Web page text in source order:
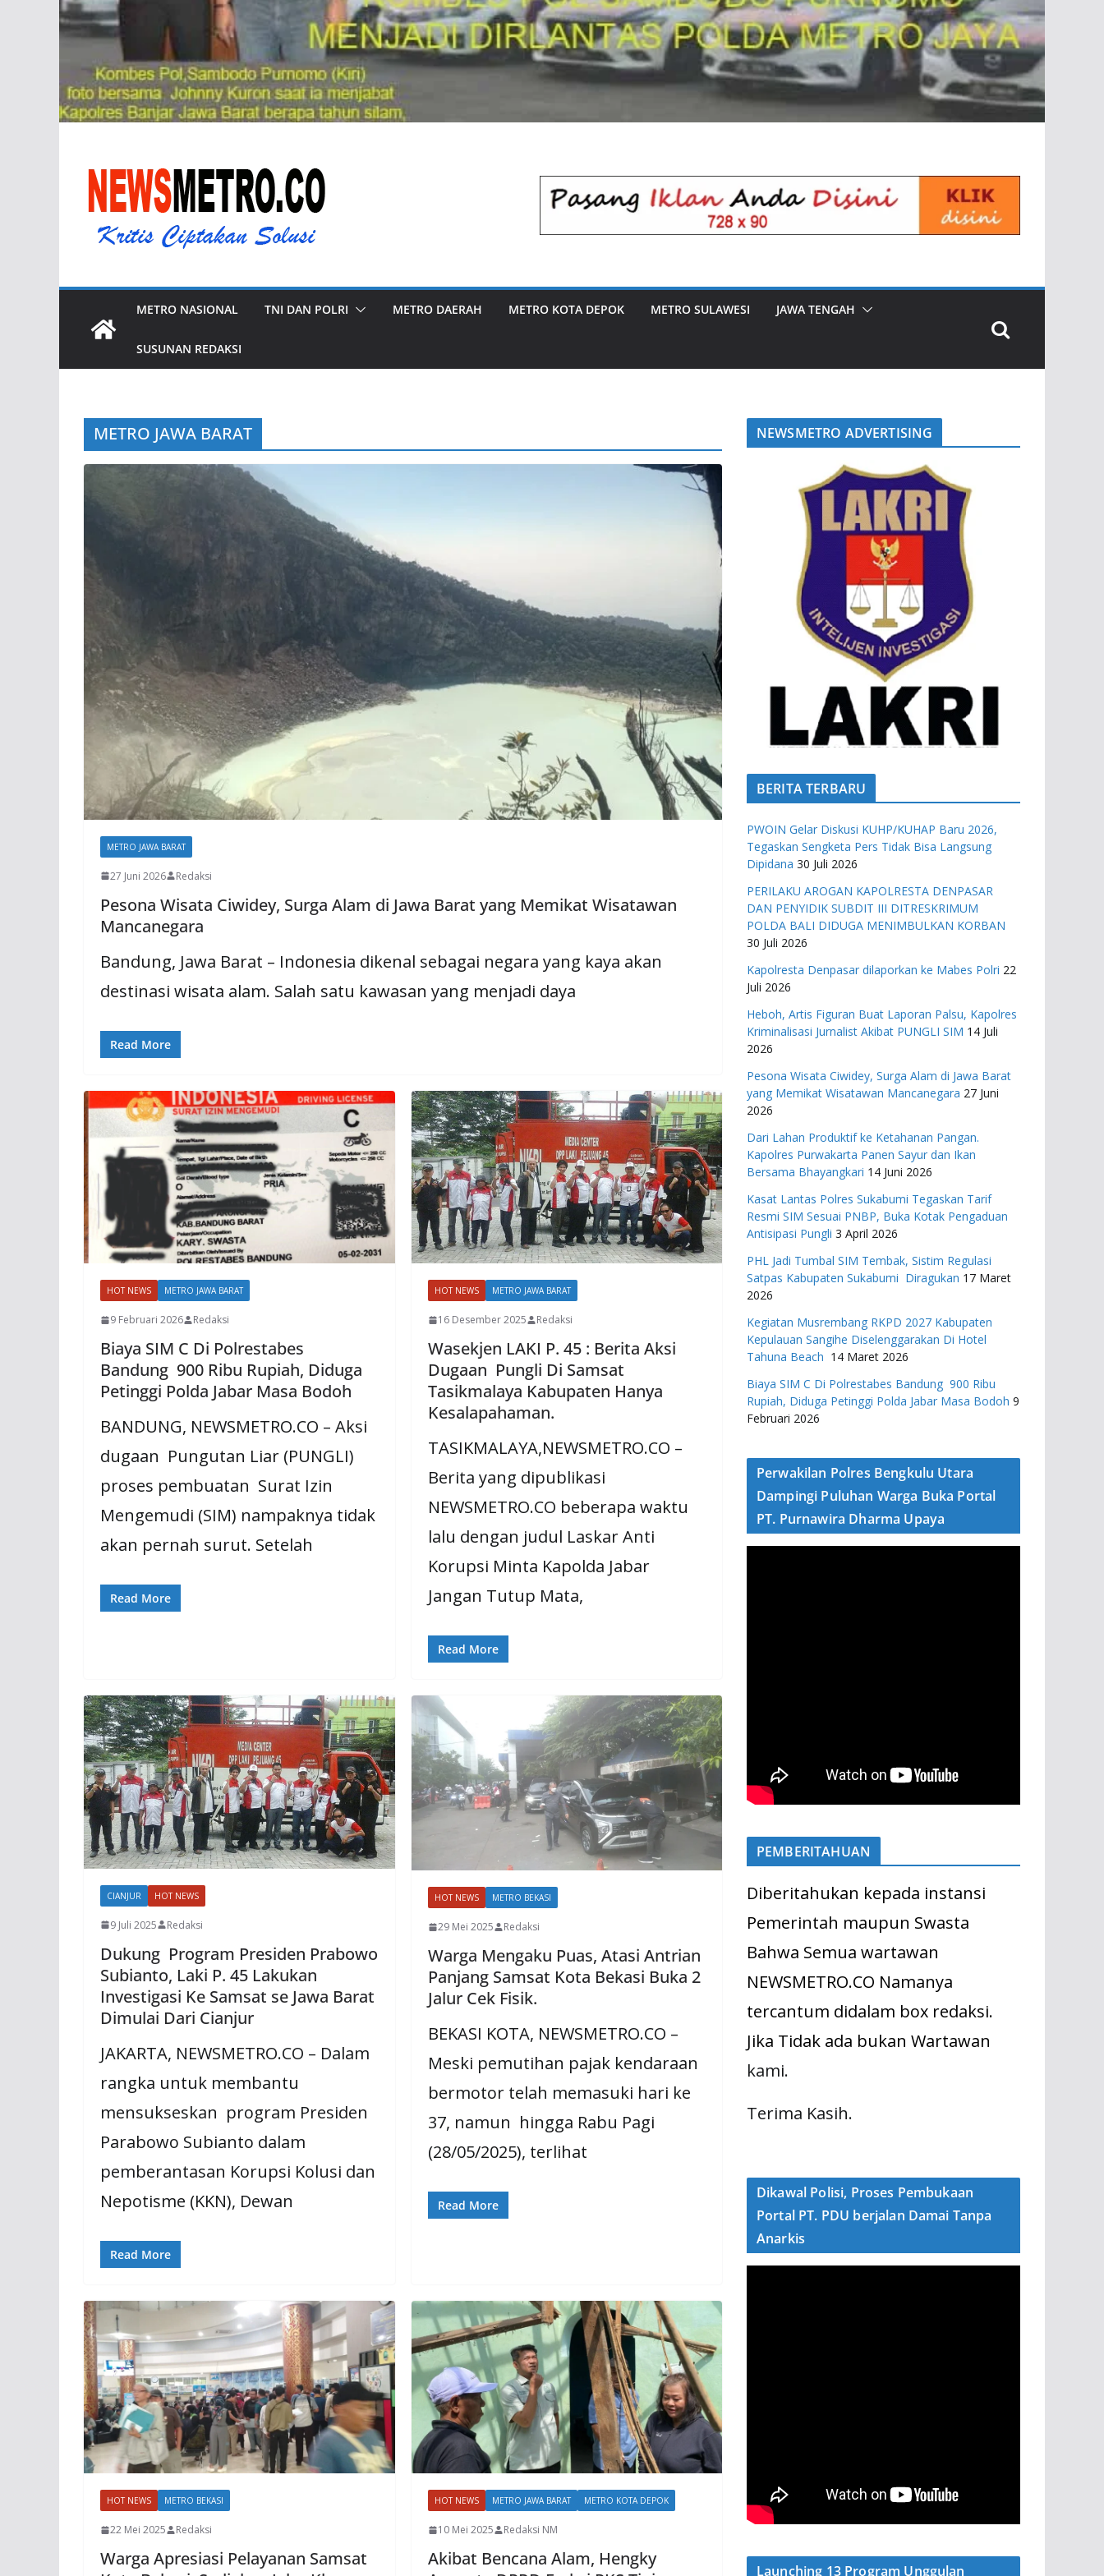
METRO NASIONAL TNI DAN POLRI METRO DAERAH METRO KOTA DEPOK METRO SULAWESI JAWA TENGAH
SUSUNAN REDAKSI
METRO JAWA BARAT
METRO JAWA BARAT
27 Juni 2026 Redaksi
Pesona Wisata Ciwidey, Surga Alam di Jawa Barat yang Memikat Wisatawan
Mancanegara
Bandung, Jawa Barat – Indonesia dikenal sebagai negara yang kaya akan
destinasi wisata alam. Salah satu kawasan yang menjadi daya
Read More
HOT NEWS METRO JAWA BARAT
9 Februari 2026 Redaksi
Biaya SIM C Di Polrestabes
Bandung 900 Ribu Rupiah, Diduga
Petinggi Polda Jabar Masa Bodoh
BANDUNG, NEWSMETRO.CO – Aksi
dugaan Pungutan Liar (PUNGLI)
proses pembuatan Surat Izin
Mengemudi (SIM) nampaknya tidak
akan pernah surut. Setelah
Read More
HOT NEWS METRO JAWA BARAT
16 Desember 2025 Redaksi
Wasekjen LAKI P. 45 : Berita Aksi
Dugaan Pungli Di Samsat
Tasikmalaya Kabupaten Hanya
Kesalapahaman.
TASIKMALAYA,NEWSMETRO.CO –
Berita yang dipublikasi
NEWSMETRO.CO beberapa waktu
lalu dengan judul Laskar Anti
Korupsi Minta Kapolda Jabar
Jangan Tutup Mata,
Read More
CIANJUR HOT NEWS
9 Juli 2025 Redaksi
Dukung Program Presiden Prabowo
Subianto, Laki P. 45 Lakukan
Investigasi Ke Samsat se Jawa Barat
Dimulai Dari Cianjur
JAKARTA, NEWSMETRO.CO – Dalam
rangka untuk membantu
mensukseskan program Presiden
Parabowo Subianto dalam
pemberantasan Korupsi Kolusi dan
Nepotisme (KKN), Dewan
Read More
HOT NEWS METRO BEKASI
29 Mei 2025 Redaksi
Warga Mengaku Puas, Atasi Antrian
Panjang Samsat Kota Bekasi Buka 2
Jalur Cek Fisik.
BEKASI KOTA, NEWSMETRO.CO –
Meski pemutihan pajak kendaraan
bermotor telah memasuki hari ke
37, namun hingga Rabu Pagi
(28/05/2025), terlihat
Read More
HOT NEWS METRO BEKASI
22 Mei 2025 Redaksi
Warga Apresiasi Pelayanan Samsat
HOT NEWS METRO JAWA BARAT METRO KOTA DEPOK
10 Mei 2025 Redaksi NM
Akibat Bencana Alam, Hengky
NEWSMETRO ADVERTISING
BERITA TERBARU
PWOIN Gelar Diskusi KUHP/KUHAP Baru 2026,
Tegaskan Sengketa Pers Tidak Bisa Langsung
Dipidana 30 Juli 2026
PERILAKU AROGAN KAPOLRESTA DENPASAR
DAN PENYIDIK SUBDIT III DITRESKRIMUM
POLDA BALI DIDUGA MENIMBULKAN KORBAN
30 Juli 2026
Kapolresta Denpasar dilaporkan ke Mabes Polri 22
Juli 2026
Heboh, Artis Figuran Buat Laporan Palsu, Kapolres
Kriminalisasi Jurnalist Akibat PUNGLI SIM 14 Juli
2026
Pesona Wisata Ciwidey, Surga Alam di Jawa Barat
yang Memikat Wisatawan Mancanegara 27 Juni
2026
Dari Lahan Produktif ke Ketahanan Pangan.
Kapolres Purwakarta Panen Sayur dan Ikan
Bersama Bhayangkari 14 Juni 2026
Kasat Lantas Polres Sukabumi Tegaskan Tarif
Resmi SIM Sesuai PNBP, Buka Kotak Pengaduan
Antisipasi Pungli 3 April 2026
PHL Jadi Tumbal SIM Tembak, Sistim Regulasi
Satpas Kabupaten Sukabumi Diragukan 17 Maret
2026
Kegiatan Musrembang RKPD 2027 ​Kabupaten
Kepulauan Sangihe Diselenggarakan Di Hotel
Tahuna Beach 14 Maret 2026
Biaya SIM C Di Polrestabes Bandung 900 Ribu
Rupiah, Diduga Petinggi Polda Jabar Masa Bodoh 9
Februari 2026
Perwakilan Polres Bengkulu Utara
Dampingi Puluhan Warga Buka Portal
PT. Purnawira Dharma Upaya
PEMBERITAHUAN
Diberitahukan kepada instansi
Pemerintah maupun Swasta
Bahwa Semua wartawan
NEWSMETRO.CO Namanya
tercantum didalam box redaksi.
Jika Tidak ada bukan Wartawan
kami.
Terima Kasih.
Dikawal Polisi, Proses Pembukaan
Portal PT. PDU berjalan Damai Tanpa
Anarkis
Launching 13 Program Unggulan